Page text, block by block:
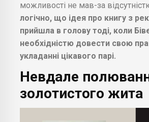
можливості не мав-за
логічно, що ідея про книгу з
прийшла в голову тоді, коли
необхідністю довести свою
укладанні цікавого парі.
Невдале
золотистого жита